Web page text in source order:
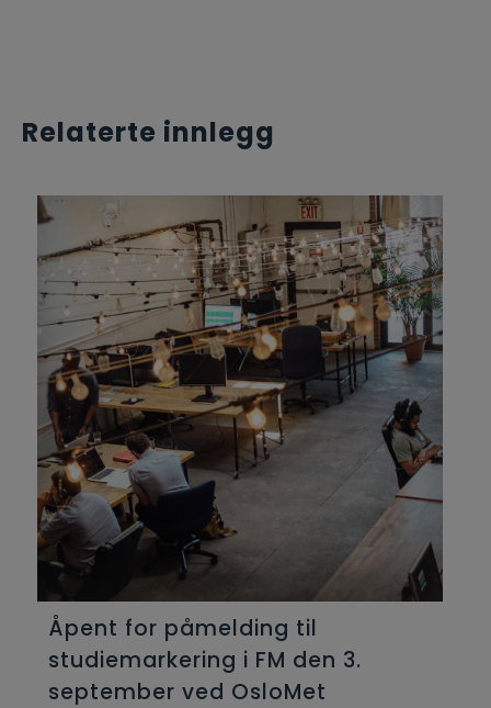
Relaterte innlegg
Åpent for påmelding til
studiemarkering i FM den 3.
september ved OsloMet